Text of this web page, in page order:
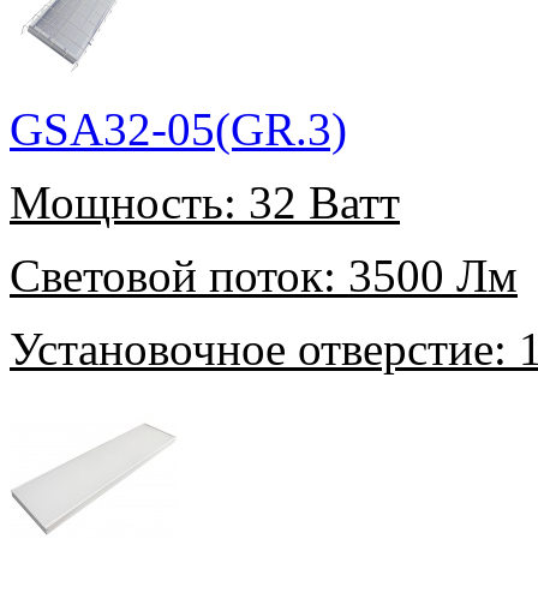
GSA32-05(GR.3)
Мощность: 32 Ватт
Световой поток: 3500 Лм
Установочное отверстие: